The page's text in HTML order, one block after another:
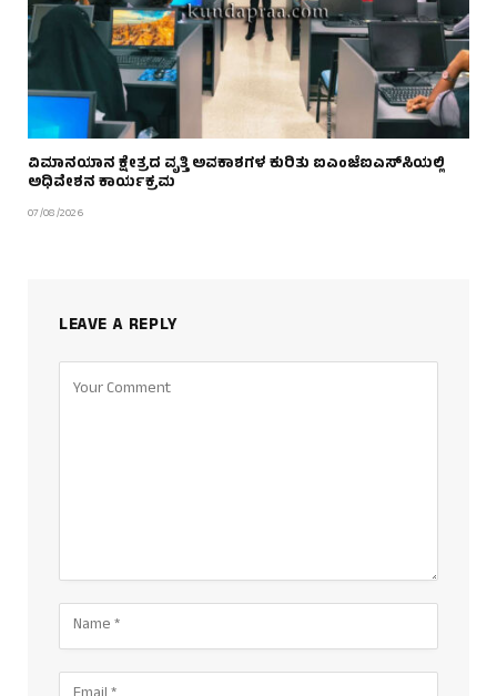
ವಿಮಾನಯಾನ ಕ್ಷೇತ್ರದ ವೃತ್ತಿ ಅವಕಾಶಗಳ ಕುರಿತು ಐಎಂಜೆಐಎಸ್‌ಸಿಯಲ್ಲಿ
ಅಧಿವೇಶನ ಕಾರ್ಯಕ್ರಮ
07/08/2026
LEAVE A REPLY